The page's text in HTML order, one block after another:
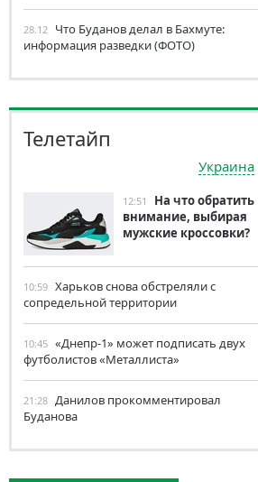
28.12 Что Буданов делал в Бахмуте:
информация разведки (ФОТО)
Телетайп
Украина
12:51
На что обратить
внимание, выбирая
мужские кроссовки?
10:59 Харьков снова обстреляли с
сопредельной территории
10:45 «Днепр-1» может подписать двух
футболистов «Металлиста»
21:28 Данилов прокомментировал
Буданова